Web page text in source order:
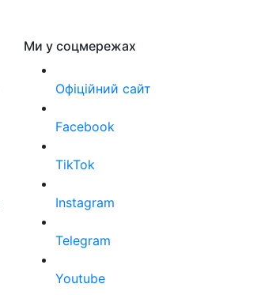
Ми у соцмережах
Офіційний сайт
Facebook
TikTok
Instagram
Telegram
Youtube